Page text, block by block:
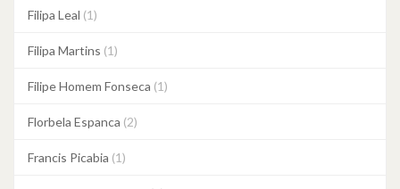
Filipa Leal (1)
Filipa Martins (1)
Filipe Homem Fonseca (1)
Florbela Espanca (2)
Francis Picabia (1)